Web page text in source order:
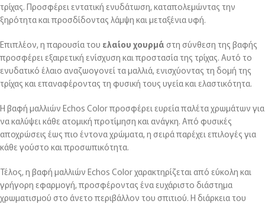
τρίχας. Προσφέρει εντατική ενυδάτωση, καταπολεμώντας την
ξηρότητα και προσδίδοντας λάμψη και μεταξένια υφή.
Επιπλέον, η παρουσία του ελαίου χουρμά στη σύνθεση της βαφής
προσφέρει εξαιρετική ενίσχυση και προστασία της τρίχας. Αυτό το
ενυδατικό έλαιο αναζωογονεί τα μαλλιά, ενισχύοντας τη δομή της
τρίχας και επαναφέροντας τη φυσική τους υγεία και ελαστικότητα.
Η βαφή μαλλιών Echos Color προσφέρει ευρεία παλέτα χρωμάτων για
να καλύψει κάθε ατομική προτίμηση και ανάγκη. Από φυσικές
αποχρώσεις έως πιο έντονα χρώματα, η σειρά παρέχει επιλογές για
κάθε γούστο και προσωπικότητα.
Τέλος, η βαφή μαλλιών Echos Color χαρακτηρίζεται από εύκολη και
γρήγορη εφαρμογή, προσφέροντας ένα ευχάριστο διάστημα
χρωματισμού στο άνετο περιβάλλον του σπιτιού. Η διάρκεια του